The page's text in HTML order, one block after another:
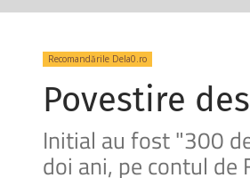
Recomandările Dela0.ro
Povestire
Initial au fost "300
doi ani, pe contul de